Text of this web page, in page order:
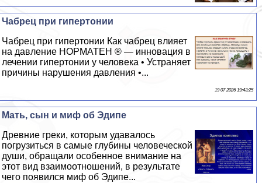
Чабрец при гипертонии
Чабрец при гипертонии Как чабрец влияет
на давление НОРМАТЕН ® — инновация в
лечении гипертонии у человека • Устраняет
причины нарушения давления •...
19 07 2026 19:43:25
Мать, сын и миф об Эдипе
Древние греки, которым удавалось
погрузиться в самые глубины человеческой
души, обращали особенное внимание на
этот вид взаимоотношений, в результате
чего появился миф об Эдипе...